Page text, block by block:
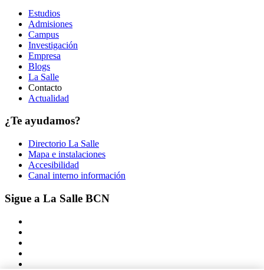
Estudios
Admisiones
Campus
Investigación
Empresa
Blogs
La Salle
Contacto
Actualidad
¿Te ayudamos?
Directorio La Salle
Mapa e instalaciones
Accesibilidad
Canal interno información
Sigue a La Salle BCN